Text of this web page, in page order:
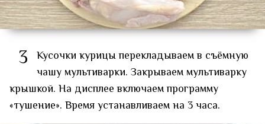
3 Кусочки курицы перекладываем в съёмную
чашу мультиварки. Закрываем мультиварку
крышкой. На дисплее включаем программу
«тушение». Время устанавливаем на 3 часа.